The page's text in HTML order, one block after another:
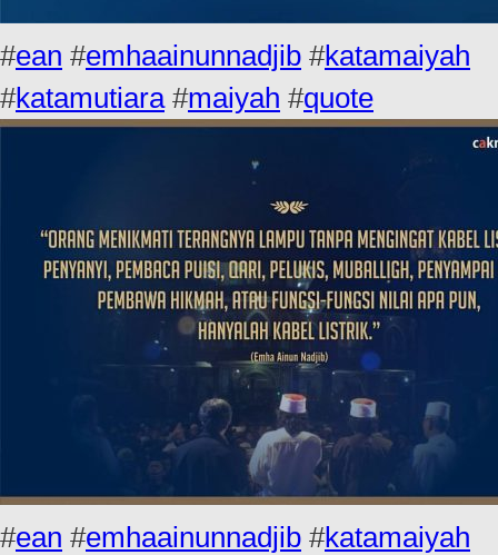
#ean #emhaainunnadjib #katamaiyah
#katamutiara#maiyah #quote
#ean #emhaainunnadjib #katamaiyah